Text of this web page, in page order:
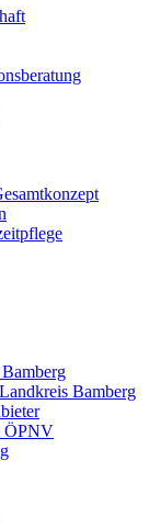
Bamberg
ÖPNV